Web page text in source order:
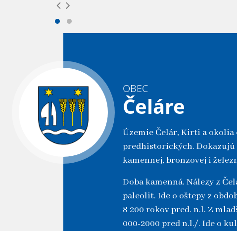
OBEC
Čeláre
Územie Čelár, Kirti a okolia
predhistorických. Dokazujú
kamennej, bronzovej i
Doba kamenná. Nálezy z
paleolit. Ide o oštepy z
8 200 rokov pred. n.l. Z
000-2000 pred n.l./. Ide o